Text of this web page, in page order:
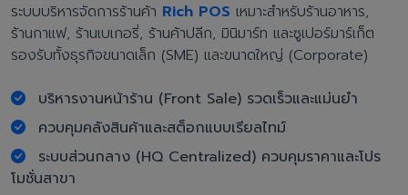
ระบบบริหารจัดการร้านค้า Rich POS เหมาะสำหรับร้านอาหาร,
ร้านกาแฟ, ร้านเบเกอรี่, ร้านค้าปลีก, มินิมาร์ท และซูเปอร์มาร์เก็ต
รองรับทั้งธุรกิจขนาดเล็ก (SME) และขนาดใหญ่ (Corporate)
บริหารงานหน้าร้าน (Front Sale) รวดเร็วและแม่นยำ
ควบคุมคลังสินค้าและสต็อกแบบเรียลไทม์
ระบบส่วนกลาง (HQ Centralized) ควบคุมราคาและโปร
โมชั่นสาขา